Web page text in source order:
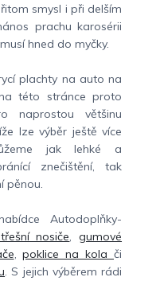
smysl i při delším
prachu karosérii
hned do myčky.
plachty na auto na
této stránce proto
naprostou většinu
lze výběr ještě více
jak lehké a
znečištění, tak
pěnou.
Autodoplňky-
nosiče,gumové
,poklice na kola či
. S jejich výběrem rádi